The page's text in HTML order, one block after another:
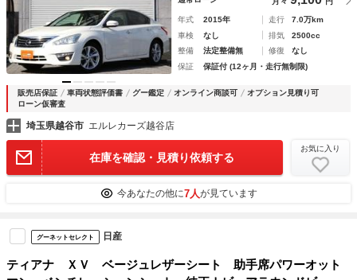
年式 2015年 走行
7.0万km
車検
なし 排気
2500cc
整備
法定整備無 修復
なし
保証
保証付 (12ヶ月・走行無制限)
販売店保証 車両状態評価書 グー鑑定 オンライン商談可
オプション見積り可
ローン仮審査
埼玉県越谷市 エルレカーズ越谷店
在庫を確認・見積り依頼する
お気に入り
今あなたの他に7人が見ています
グーネットセレクト 日産
ティアナ ＸＶ ベージュレザーシート 助手席パワーオット